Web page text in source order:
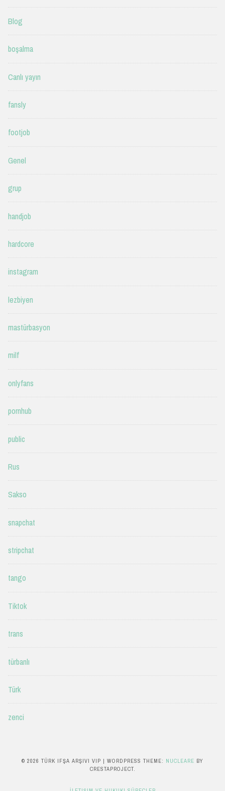
Blog
boşalma
Canlı yayın
fansly
footjob
Genel
grup
handjob
hardcore
instagram
lezbiyen
mastürbasyon
milf
onlyfans
pornhub
public
Rus
Sakso
snapchat
stripchat
tango
Tiktok
trans
türbanlı
Türk
zenci
© 2026 TÜRK IFŞA ARŞIVI VIP | WORDPRESS THEME: NUCLEARE BY
CRESTAPROJECT.